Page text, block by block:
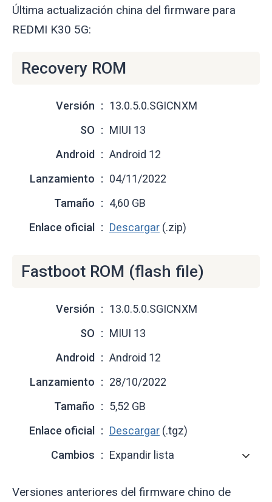
Última actualización china del firmware para
REDMI K30 5G:
Recovery ROM
Versión
13.0.5.0.SGICNXM
SO
MIUI 13
Android
Android 12
Lanzamiento
04/11/2022
Tamaño
4,60 GB
Enlace oficial
Descargar (.zip)
Fastboot ROM (flash file)
Versión
13.0.5.0.SGICNXM
SO
MIUI 13
Android
Android 12
Lanzamiento
28/10/2022
Tamaño
5,52 GB
Enlace oficial
Descargar (.tgz)
Cambios
Expandir lista
Versiones anteriores del firmware chino de